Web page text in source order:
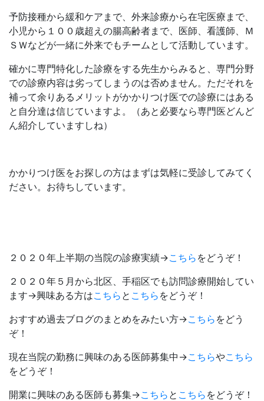
予防接種から緩和ケアまで、外来診療から在宅医療まで、
小児から１００歳超えの腸高齢者まで、医師、看護師、Ｍ
ＳＷなどが一緒に外来でもチームとして活動しています。
確かに専門特化した診療をする先生からみると、専門分野
での診療内容は劣ってしまうのは否めません。ただそれを
補って余りあるメリットがかかりつけ医での診療にはある
と自分達は信じていますよ。（あと必要なら専門医どんど
ん紹介していますしね）
かかりつけ医をお探しの方はまずは気軽に受診してみてく
ださい。お待ちしています。
２０２０年上半期の当院の診療実績→こちら をどうぞ！
２０２０年５月から北区、手稲区でも訪問診療開始してい
ます→興味ある方はこちら と こちら をどうぞ！
おすすめ過去ブログのまとめをみたい方→こちら をどう
ぞ！
現在当院の勤務に興味のある医師募集中→こちらやこちら
をどうぞ！
開業に興味のある医師も募集→こちら と こちら をどうぞ！